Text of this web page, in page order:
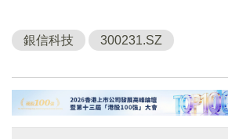
銀信科技 300231.SZ